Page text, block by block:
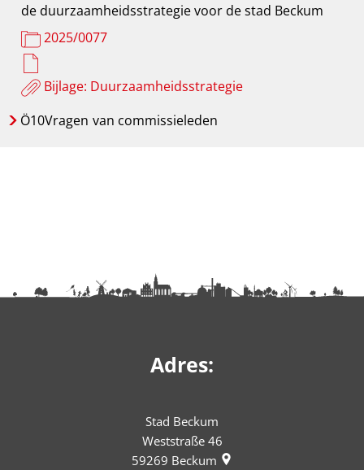
de duurzaamheidsstrategie voor de stad Beckum
2025/0077
Bijlage: Duurzaamheidsstrategie
Ö10Vragen van commissieleden
Adres:
Stad Beckum
Weststraße 46
59269 Beckum